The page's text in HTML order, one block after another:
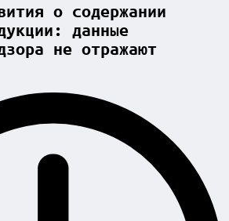
о содержании
данные
не отражают